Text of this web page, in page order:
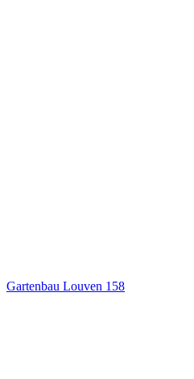
Gartenbau Louven 158